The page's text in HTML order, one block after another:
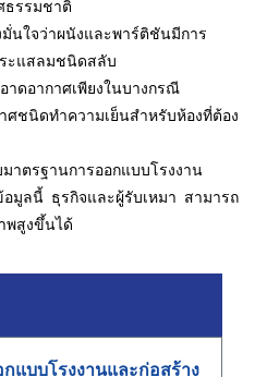
ธรรมชาติ
นใจว่าผนังและพาร์ติชันมีการ
ะแสลมชนิดสลับ
าดอากาศเพียงในบางกรณี
ศชนิดทำความเย็นสำหรับห้องที่ต้อง
าตรฐานการออกแบบโรงงาน
มูลนี้ ธุรกิจและผู้รับเหมา สามารถ
พสูงขึ้นได้
แบบโรงงานและก่อสร้าง